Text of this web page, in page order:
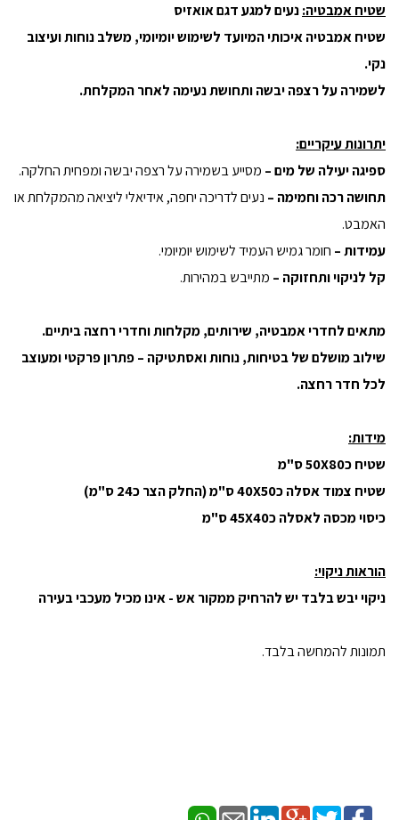
שטיח אמבטיה:נעים למגע דגם אואזיס
שטיח אמבטיה איכותי המיועד לשימוש יומיומי, משלב נוחות ועיצוב
נקי.
לשמירה על רצפה יבשה ותחושת נעימה לאחר המקלחת.
יתרונות עיקריים:
ספיגה יעילה של מים – מסייע בשמירה על רצפה יבשה ומפחית החלקה.
תחושה רכה וחמימה – נעים לדריכה יחפה, אידיאלי ליציאה מהמקלחת או
האמבט.
עמידות – חומר גמיש העמיד לשימוש יומיומי.
קל לניקוי ותחזוקה – מתייבש במהירות.
מתאים לחדרי אמבטיה, שירותים, מקלחות וחדרי רחצה ביתיים.
שילוב מושלם של בטיחות, נוחות ואסתטיקה – פתרון פרקטי ומעוצב
לכל חדר רחצה.
מידות:
שטיח כ50X80 ס"מ
שטיח צמוד אסלה כ40X50 ס"מ (החלק הצר כ24 ס"מ)
כיסוי מכסה לאסלה כ45X40 ס"מ
הוראות ניקוי:
ניקוי יבש בלבד יש להרחיק ממקור אש - אינו מכיל מעכבי בעירה
תמונות להמחשה בלבד.